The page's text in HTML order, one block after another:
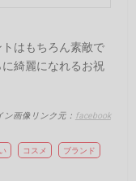
はもちろん素敵で
綺麗になれるお祝
ン画像リンク元： facebook
コスメ ブランド